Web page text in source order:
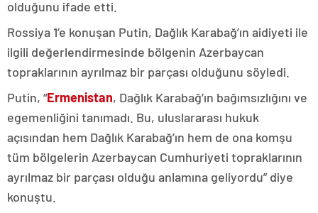
olduğunu ifade etti.
Rossiya 1’e konuşan Putin, Dağlık Karabağ’ın aidiyeti ile
ilgili değerlendirmesinde bölgenin Azerbaycan
topraklarının ayrılmaz bir parçası olduğunu söyledi.
Putin, “Ermenistan, Dağlık Karabağ’ın bağımsızlığını ve
egemenliğini tanımadı. Bu, uluslararası hukuk
açısından hem Dağlık Karabağ’ın hem de ona komşu
tüm bölgelerin Azerbaycan Cumhuriyeti topraklarının
ayrılmaz bir parçası olduğu anlamına geliyordu” diye
konuştu.